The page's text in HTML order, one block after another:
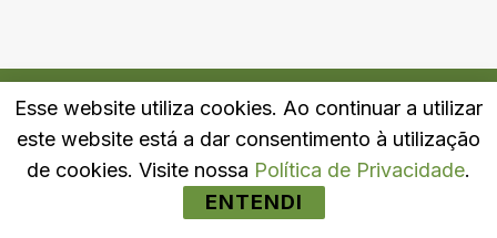
Quem Somos Fale Conosco Política de Privacidade
Esse website utiliza cookies. Ao continuar a utilizar
este website está a dar consentimento à utilização
de cookies. Visite nossa Política de Privacidade.
ENTENDI